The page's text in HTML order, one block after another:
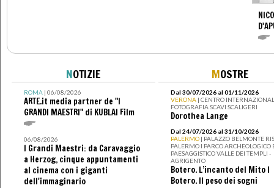
NOTIZIE
ROMA| 06/08/2026
ARTE.it media partner de "I
GRANDI MAESTRI" di KUBLAI Film
06/08/2026
I Grandi Maestri: da Caravaggio
a Herzog, cinque appuntamenti
al cinema con i giganti
dell'immaginario
MOSTRE
Dal 30/07/2026 al 01/11/2026
VERONA | CENTRO
FOTOGRAFIA SCAVI SCALIGERI
Dorothea Lange
Dal 24/07/2026 al 31/10/2026
PALERMO | PALAZZO BELMONTE
PALERMO I PARCO ARCHEOLOGICO
PAESAGGISTICO VALLE DEI TEMPLI -
AGRIGENTO
Botero. L’incanto del Mito I
Botero. Il peso dei sogni